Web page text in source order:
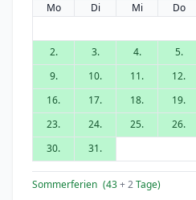
Mo Di Mi Do
2.
3. 4. 5.
9.
10. 11. 12.
16.
17. 18. 19.
23.
24. 25. 26.
30.
31.
Sommerferien (43+ 2Tage)